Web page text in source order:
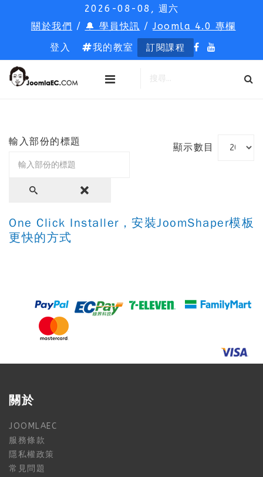
2026-08-08, 週六
關於我們 / 🔔 學員快訊 /Joomla 4.0 專欄
登入
我的教室 訂閱課程
輸入部份的標題
顯示數目
One Click Installer，安裝JoomShaper模板
更快的方式
關於
JOOMLAEC
服務條款
隱私權政策
常見問題